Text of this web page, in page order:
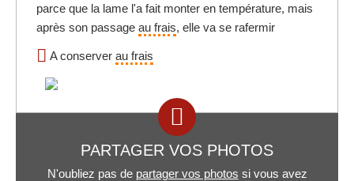
parce que la lame l'a fait monter en température, mais
après son passage au frais, elle va se rafermir
A conserver au frais
PARTAGER VOS PHOTOS
N'oubliez pas de partager vos photos si vous avez